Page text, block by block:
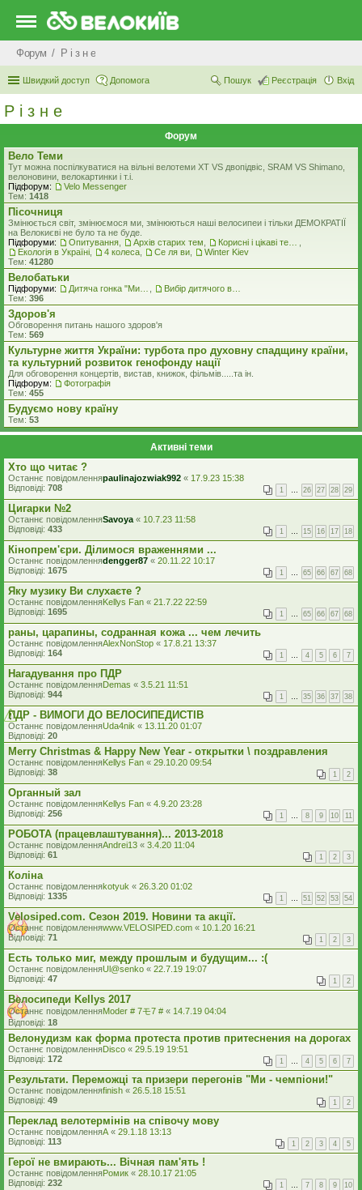
Форум Р i з н е
Швидкий доступ Допомога Вхід
Реєстрація
Пошук
Р i з н е
Форум
Вело Теми
Тут можна поспілкуватися на вільні велотеми ХТ VS двопідвіс, SRAM VS Shimano,
велоновини, велокартинки і т.і.
Підфорум:
Velo Messenger
Тем: 1418
Пісочниця
Змінюється світ, змінюємося ми, змінюються наші велосипеи і тільки ДЕМОКРАТІЇ
на Велокиєві не було та не буде.
Підфоруми:
Опитування Архів старих тем
Екологiя в Україні
4 колеса Се ля ви
Winter Kiev
Тем: 41280
Велобатьки
Підфоруми:
Тем: 396
Здоров'я
Обговорення питань нашого здоров'я
Тем: 569
Культурне життя України: турбота про духовну спадщину країни,
та культурний розвиток генофонду нації
Для обговорення концертів, вистав, книжок, фільмів.....та iн.
Підфорум:
Фотографія
Тем: 455
Будуємо нову країну
Тем: 53
Активні теми
Хто що читає ?
Останнє повідомленняpaulinajozwiak992 « 17.9.23 15:38
Відповіді: 708 1 … 26 27 28 29
Цигарки №2
Останнє повідомленняSavoya « 10.7.23 11:58
Відповіді: 433 1 … 15 16 17 18
Кінопрем'єри. Ділимося враженнями ...
Останнє повідомленняdengger87 « 20.11.22 10:17
Відповіді: 1675 1 … 65 66 67 68
Яку музику Ви слухаєте ?
Останнє повідомленняKellys Fan « 21.7.22 22:59
Відповіді: 1695 1 … 65 66 67 68
раны, царапины, содранная кожа ... чем лечить
Останнє повідомленняAlexNonStop « 17.8.21 13:37
Відповіді: 164 1 … 4 5 6 7
Нагадування про ПДР
Останнє повідомленняDemas « 3.5.21 11:51
Відповіді: 944 1 … 35 36 37 38
ПДР - ВИМОГИ ДО ВЕЛОСИПЕДИСТІВ
Останнє повідомленняUda4nik « 13.11.20 01:07
Відповіді: 20
Merry Christmas & Happy New Year - открытки \ поздравления
Останнє повідомленняKellys Fan « 29.10.20 09:54
Відповіді: 38 1 2
Органный зал
Останнє повідомленняKellys Fan « 4.9.20 23:28
Відповіді: 256 1 … 8 9 10 11
РОБОТА (працевлаштування)... 2013-2018
Останнє повідомленняAndrei13 « 3.4.20 11:04
Відповіді: 61 1 2 3
Коліна
Останнє повідомленняkotyuk « 26.3.20 01:02
Відповіді: 1335 1 … 51 52 53 54
Velosiped.com. Сезон 2019. Новини та акції.
Останнє повідомленняwww.VELOSIPED.com « 10.1.20 16:21
Відповіді: 71 1 2 3
Есть только миг, между прошлым и будущим... :(
Останнє повідомленняUl@senko « 22.7.19 19:07
Відповіді: 47 1 2
Велосипеди Kellys 2017
Останнє повідомленняModer # 7モ7 # « 14.7.19 04:04
Відповіді: 18
Велонудизм как форма протеста против притеснения на дорогах
Останнє повідомленняDisco « 29.5.19 19:51
Відповіді: 172 1 … 4 5 6 7
Результати. Переможці та призери перегонів "Ми - чемпіони!"
Останнє повідомленняfinish « 26.5.18 15:51
Відповіді: 49 1 2
Переклад велотермінів на співочу мову
Останнє повідомленняA « 29.1.18 13:13
Відповіді: 113 1 2 3 4 5
Герої не вмирають... Вічная пам'ять !
Останнє повідомленняРомик « 28.10.17 21:05
Відповіді: 232 1 … 7 8 9 10